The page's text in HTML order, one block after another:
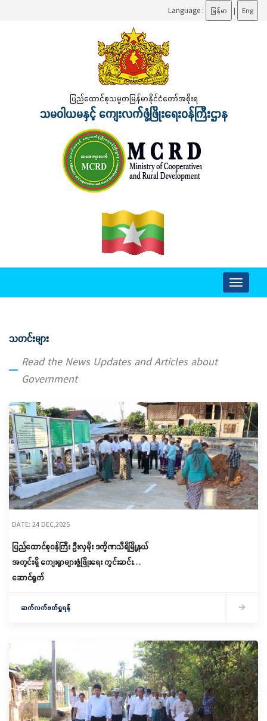
Language : မြန်မာ | Eng
ပြည်ထောင်စုသမ္မတမြန်မာနိုင်ငံတော်အစိုးရ
သမဝါယမနှင့် ကျေးလက်ဖွံ့ဖြိုးရေးဝန်ကြီးဌာန
Toggle
သတင်းများ
Read the News Updates and Articles about
Government
DATE: 24 DEC,2025
ပြည်ထောင်စုဝန်ကြီး ဦးလှမိုး ဒက္ခိဏသီရိမြို့နယ်
အတွင်းရှိ ကျေးရွာများဖွံ့ဖြိုးရေး ကွင်းဆင်း
ဆောင်ရွက်
ဆက်လက်ဖတ်ရှုရန်